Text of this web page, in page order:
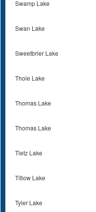
Swamp Lake
Swan Lake
Sweetbrier Lake
Thole Lake
Thomas Lake
Thomas Lake
Tietz Lake
Titlow Lake
Tyler Lake